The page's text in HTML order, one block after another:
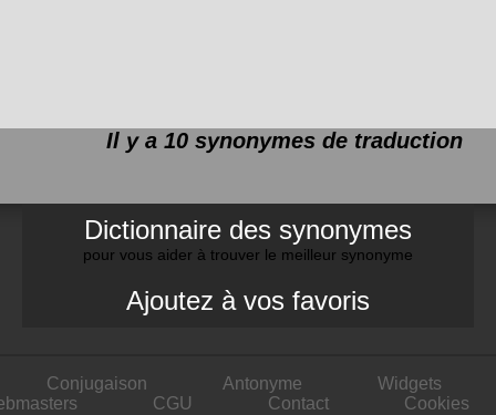
Il y a 10 synonymes de traduction
Dictionnaire des synonymes
pour vous aider à trouver le meilleur synonyme
Ajoutez à vos favoris
Conjugaison Antonyme
Widgets
CGU Contact
Cookies